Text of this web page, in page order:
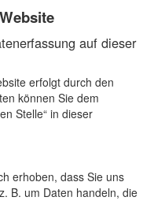
auf dieser
erfolgt durch den
können Sie dem
Stelle“ in dieser
erhoben, dass Sie uns
B. um Daten handeln, die